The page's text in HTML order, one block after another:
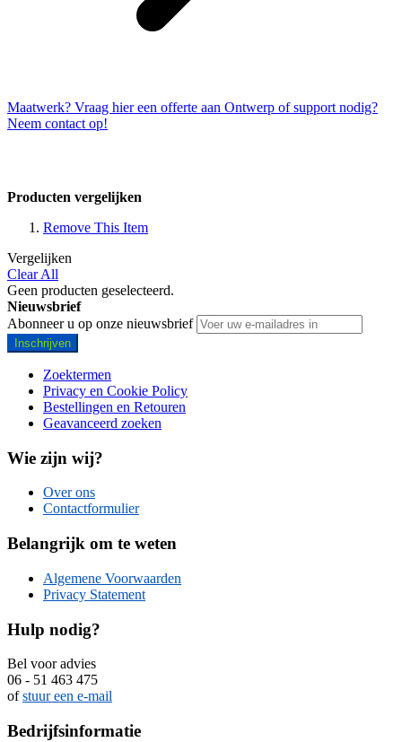
Maatwerk? Vraag hier een offerte aan Ontwerp of support nodig?
Neem contact op!
Producten vergelijken
Remove This Item
Vergelijken
Clear All
Geen producten geselecteerd.
Nieuwsbrief
Abonneer u op onze nieuwsbrief
Inschrijven
Zoektermen
Privacy en Cookie Policy
Bestellingen en Retouren
Geavanceerd zoeken
Wie zijn wij?
Over ons
Contactformulier
Belangrijk om te weten
Algemene Voorwaarden
Privacy Statement
Hulp nodig?
Bel voor advies
06 - 51 463 475
ofstuur een e-mail
Bedrijfsinformatie